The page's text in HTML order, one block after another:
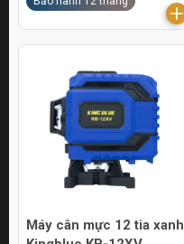
Máy cân mực 12 tia xanh